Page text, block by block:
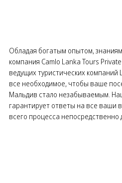
Обладая богатым опытом,
компания Camlo Lanka Tours
ведущих туристических
все необходимое, чтобы ваше
Мальдив стало незабываемым.
гарантирует ответы на все ваши
всего процесса непосредственно